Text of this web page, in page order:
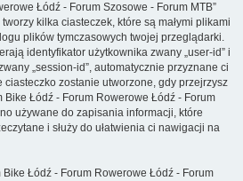
Łódź - Forum Szosowe - Forum MTB”
kilka ciasteczek, które są małymi plikami
plików tymczasowych twojej przeglądarki.
identyfikator użytkownika zwany „user-id” i
„session-id”, automatycznie przyznane ci
zostanie utworzone, gdy przejrzysz
Bike Łódź - Forum Rowerowe Łódź - Forum
używane do zapisania informacji, które
i służy do ułatwienia ci nawigacji na
Łódź - Forum Rowerowe Łódź - Forum